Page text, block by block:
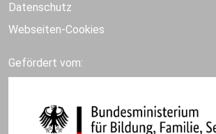
Datenschutz
Webseiten-Cookies
Gefördert vom: